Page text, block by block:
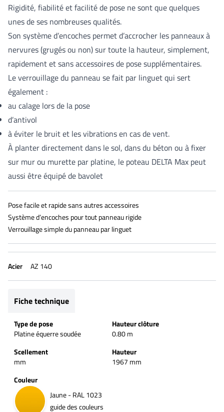
Rigidité, fiabilité et facilité de pose ne sont que quelques
unes de ses nombreuses qualités.
Son système d’encoches permet d’accrocher les panneaux à
nervures (grugés ou non) sur toute la hauteur, simplement,
rapidement et sans accessoires de pose supplémentaires.
Le verrouillage du panneau se fait par linguet qui sert
également :
au calage lors de la pose
d’antivol
à éviter le bruit et les vibrations en cas de vent.
À planter directement dans le sol, dans du béton ou à fixer
sur mur ou murette par platine, le poteau DELTA Max peut
aussi être équipé de bavolet
Pose facile et rapide sans autres accessoires
Système d’encoches pour tout panneau rigide
Verrouillage simple du panneau par linguet
Acier AZ 140
Fiche technique
Type de pose
Platine équerre soudée
Hauteur clôture
0.80 m
Scellement
mm
Hauteur
1967 mm
Couleur
Jaune - RAL 1023
guide des couleurs